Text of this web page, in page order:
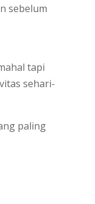
sebelum
tapi
sehari-
paling